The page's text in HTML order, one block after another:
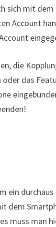
sich mit
Account
die
oder das
ein
dem
muss man